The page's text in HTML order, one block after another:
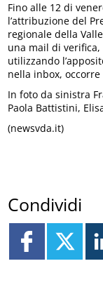
Fino alle 12 di
l’attribuzione del
regionale della
una mail di
utilizzando
nella inbox,
In foto da sinistra
Paola Battistini,
(newsvda.it)
Condividi